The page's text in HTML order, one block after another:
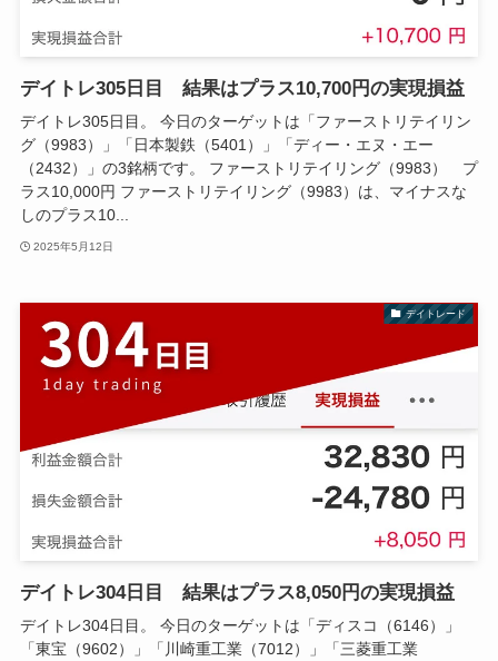
デイトレ305日目 結果はプラス10,700円の実現損益
デイトレ305日目。 今日のターゲットは「ファーストリテイリン
グ（9983）」「日本製鉄（5401）」「ディー・エヌ・エー
（2432）」の3銘柄です。 ファーストリテイリング（9983） プ
ラス10,000円 ファーストリテイリング（9983）は、マイナスな
しのプラス10...
2025年5月12日
デイトレード
デイトレ304日目 結果はプラス8,050円の実現損益
デイトレ304日目。 今日のターゲットは「ディスコ（6146）」
「東宝（9602）」「川崎重工業（7012）」「三菱重工業